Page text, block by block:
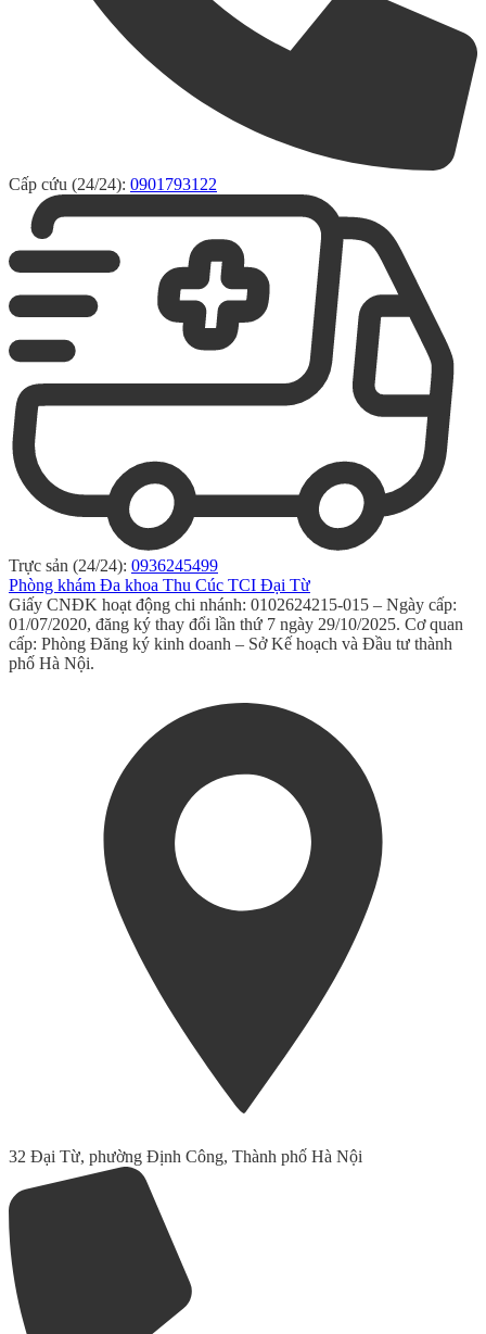
Cấp cứu (24/24): 0901793122
Trực sản (24/24): 0936245499
Phòng khám Đa khoa Thu Cúc TCI Đại Từ
Giấy CNĐK hoạt động chi nhánh: 0102624215-015 – Ngày cấp:
01/07/2020, đăng ký thay đổi lần thứ 7 ngày 29/10/2025. Cơ quan
cấp: Phòng Đăng ký kinh doanh – Sở Kế hoạch và Đầu tư thành
phố Hà Nội.
32 Đại Từ, phường Định Công, Thành phố Hà Nội